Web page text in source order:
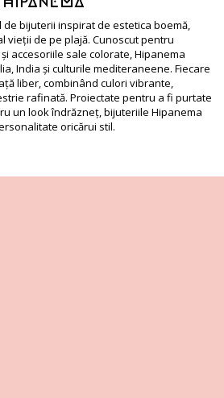
de spălare și
îngrijire
pentru: Hipanema Ring
în apă și așezați-le într-o cutie specială.
cu o cârpă umedă, curată și moale.
bijuterii inspirat de estetica boemă,
vieții de pe plajă. Cunoscut pentru
accesoriile sale colorate, Hipanema
India și culturile mediteraneene. Fiecare
liber, combinând culori vibrante,
rafinată. Proiectate pentru a fi purtate
un look îndrăzneț, bijuteriile Hipanema
oricărui stil.